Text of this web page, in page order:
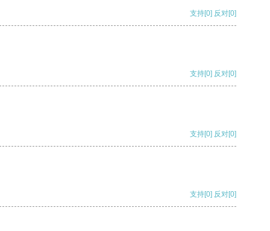
支持[0] 反对[0]
支持[0] 反对[0]
支持[0] 反对[0]
支持[0] 反对[0]